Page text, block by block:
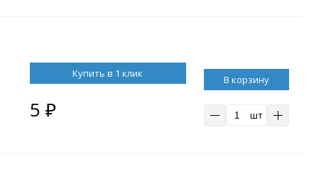
Купить в 1 клик
5 ₽
В корзину
шт